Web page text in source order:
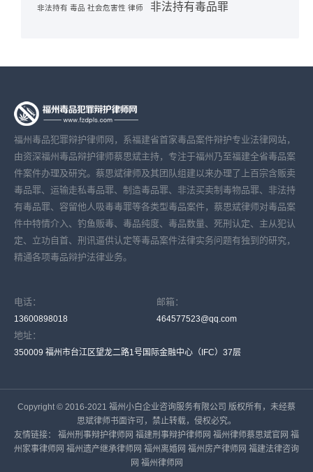
非法持有 毒品 社会危害性 律师 非法持有毒品罪
福州毒品犯罪辩护律师网，系福建省首家毒品案件辩护专业法律网站，
由资深福州毒品辩护律师蔡思斌主持，专注于福州乃至福建全省毒品案
件案件办理及研究。蔡思斌律师及其团队组建以来办理了上百宗含贩卖
毒品罪、运输走私毒品罪、制造毒品罪、非法买卖制毒物品罪、非法持
有毒品罪、容留他人吸毒毒罪等各类型毒品案件，蔡思斌律师对毒品案
件中特情介入、钓鱼贩毒、毒品纯度、毒品数量、死刑认定、主从犯认
定、立功自首、刑讯逼供认定等毒品案件法律实务问题有独到的研究，
精通各项毒品辩护法律业务。
电话：
13600898018
邮箱：
464577523@qq.com
地址：
350009 福州市台江区望龙二路1号国际金融中心（IFC）37层
Copyright © 2016-2021 福州小白企业咨询服务有限公司 版权所有，未经蔡
思斌律师书面许可，禁止转载，侵权必究。
友情链接： 福州刑事辩护律师网 福建刑事辩护律师网 福州律师蔡思斌官网 福
州家事律师网 福州遗产继承律师网 福州离婚网 福州房产律师网 福建法律咨询
网 福州律师网